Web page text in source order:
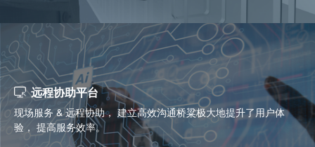
远程协助平台
现场服务 & 远程协助， 建立高效沟通桥粱极大地提升了用户体
验， 提高服务效率。